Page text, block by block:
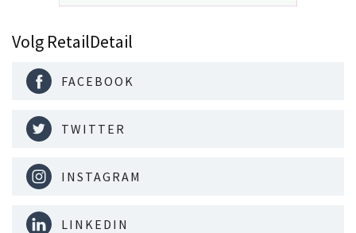
Volg RetailDetail
FACEBOOK
TWITTER
INSTAGRAM
LINKEDIN